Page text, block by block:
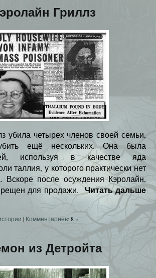
Гриллз
убила четырех членов своей семьи,
ещё нескольких. Она была
используя в качестве яда
таллия, у которого практически нет
Вскоре после осуждения Кэролайн,
для продажи. Читать дальше
| Комментариев: 8»
из Детройта